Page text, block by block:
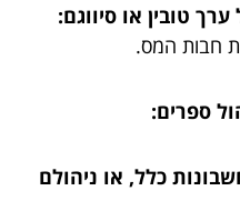
טובין או סיווגם:
חבות המס.
ספרים:
כלל, או ניהולם